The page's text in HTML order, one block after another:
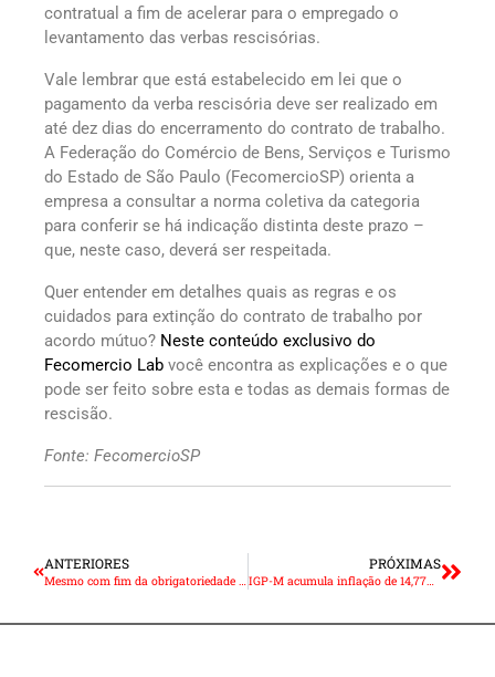
contratual a fim de acelerar para o empregado o
levantamento das verbas rescisórias.
Vale lembrar que está estabelecido em lei que o
pagamento da verba rescisória deve ser realizado em
até dez dias do encerramento do contrato de trabalho.
A Federação do Comércio de Bens, Serviços e Turismo
do Estado de São Paulo (FecomercioSP) orienta a
empresa a consultar a norma coletiva da categoria
para conferir se há indicação distinta deste prazo –
que, neste caso, deverá ser respeitada.
Quer entender em detalhes quais as regras e os
cuidados para extinção do contrato de trabalho por
acordo mútuo? Neste conteúdo exclusivo do
Fecomercio Lab você encontra as explicações e o que
pode ser feito sobre esta e todas as demais formas de
rescisão.
Fonte: FecomercioSP
ANTERIORES
Mesmo com fim da obrigatoriedade das máscaras, empresa deve preservar saúde e segurança dos funcionários
PRÓXIMAS
IGP-M acumula inflação de 14,77% em 12 meses, diz FGV